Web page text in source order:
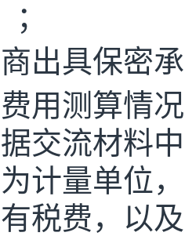
出具保密
用测算情
交流材料
计量单位
税费，以